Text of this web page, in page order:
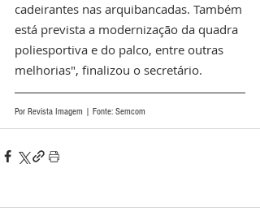
cadeirantes nas arquibancadas. Também
está prevista a modernização da quadra
poliesportiva e do palco, entre outras
melhorias", finalizou o secretário.
Por Revista Imagem | Fonte: Semcom